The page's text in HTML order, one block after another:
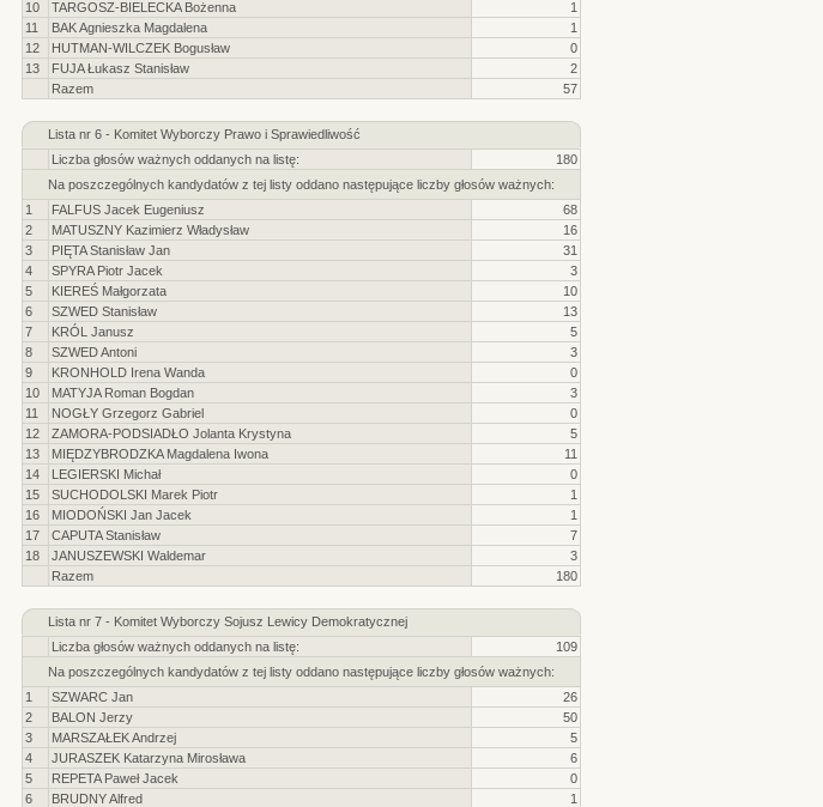
10
TARGOSZ-BIELECKA Bożenna
1
11
BAK Agnieszka Magdalena
1
12
HUTMAN-WILCZEK Bogusław
0
13
FUJA Łukasz Stanisław
2
Razem
57
Lista nr 6 - Komitet Wyborczy Prawo i Sprawiedliwość
Liczba głosów ważnych oddanych na listę:
180
Na poszczególnych kandydatów z tej listy oddano następujące liczby głosów ważnych:
1
FALFUS Jacek Eugeniusz
68
2
MATUSZNY Kazimierz Władysław
16
3
PIĘTA Stanisław Jan
31
4
SPYRA Piotr Jacek
3
5
KIEREŚ Małgorzata
10
6
SZWED Stanisław
13
7
KRÓL Janusz
5
8
SZWED Antoni
3
9
KRONHOLD Irena Wanda
0
10
MATYJA Roman Bogdan
3
11
NOGŁY Grzegorz Gabriel
0
12
ZAMORA-PODSIADŁO Jolanta Krystyna
5
13
MIĘDZYBRODZKA Magdalena Iwona
11
14
LEGIERSKI Michał
0
15
SUCHODOLSKI Marek Piotr
1
16
MIODOŃSKI Jan Jacek
1
17
CAPUTA Stanisław
7
18
JANUSZEWSKI Waldemar
3
Razem
180
Lista nr 7 - Komitet Wyborczy Sojusz Lewicy Demokratycznej
Liczba głosów ważnych oddanych na listę:
109
Na poszczególnych kandydatów z tej listy oddano następujące liczby głosów ważnych:
1
SZWARC Jan
26
2
BALON Jerzy
50
3
MARSZAŁEK Andrzej
5
4
JURASZEK Katarzyna Mirosława
6
5
REPETA Paweł Jacek
0
6
BRUDNY Alfred
1